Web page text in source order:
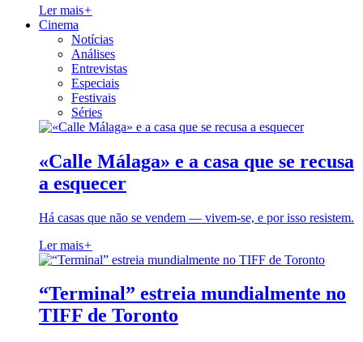
Ler mais+
Cinema
Notícias
Análises
Entrevistas
Especiais
Festivais
Séries
«Calle Málaga» e a casa que se recusa
a esquecer
Há casas que não se vendem — vivem-se, e por isso resistem.
Ler mais+
“Terminal” estreia mundialmente no
TIFF de Toronto